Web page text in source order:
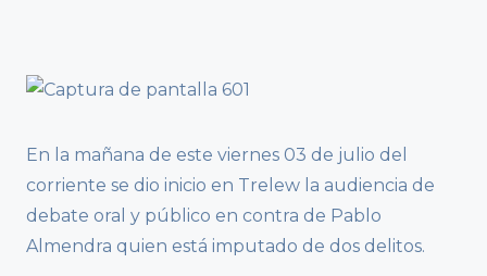
En la mañana de este viernes 03 de julio del
corriente se dio inicio en Trelew la audiencia de
debate oral y público en contra de Pablo
Almendra quien está imputado de dos delitos.